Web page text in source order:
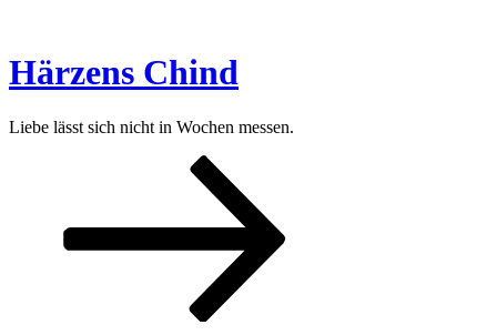
springen
Härzens Chind
Liebe lässt sich nicht in Wochen messen.